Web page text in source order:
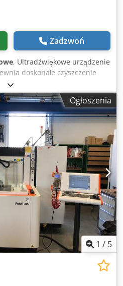
Zadzwoń
, Ultradźwiękowe urządzenie
doskonałe czyszczenie
najbezpieczniejsza i
filtrów. Konstrukcja
zbiornika i wielkości kosza.
(AISI 316 jest
Timer dla mocy
lub ręczne napełnianie /
ogrzewanie z opornikami.
Dsdpfsd Izzzjx Appekr
i opcji. Ultradźwiękowe
Zapraszamy do kontaktu
szczegółów.
Ogłoszenia
1 / 5